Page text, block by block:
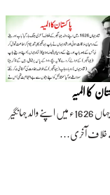
کا المیہ
شاہ جہاں 1626ء میں اپنے والد جہانگیر
آخری…